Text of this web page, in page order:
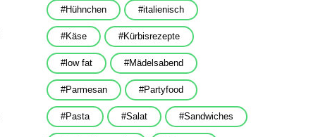
Hühnchen italienisch
Käse Kürbisrezepte
low fat Mädelsabend
Parmesan Partyfood
Pasta Salat Sandwiches